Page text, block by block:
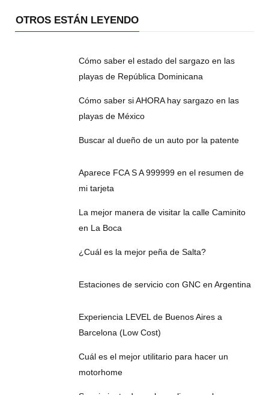
OTROS ESTÁN LEYENDO
Cómo saber el estado del sargazo en las
playas de República Dominicana
Cómo saber si AHORA hay sargazo en las
playas de México
Buscar al dueño de un auto por la patente
Aparece FCA S A 999999 en el resumen de
mi tarjeta
La mejor manera de visitar la calle Caminito
en La Boca
¿Cuál es la mejor peña de Salta?
Estaciones de servicio con GNC en Argentina
Experiencia LEVEL de Buenos Aires a
Barcelona (Low Cost)
Cuál es el mejor utilitario para hacer un
motorhome